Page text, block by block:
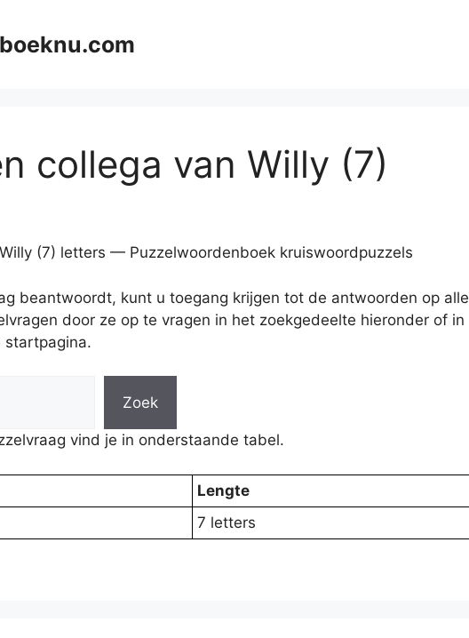
collega van Willy (7)
(7) letters — Puzzelwoordenboek kruiswoordpuzzels
beantwoordt, kunt u toegang krijgen tot de antwoorden op alle
door ze op te vragen in het zoekgedeelte hieronder of in
startpagina.
Zoek
vind je in onderstaande tabel.
Lengte
7 letters